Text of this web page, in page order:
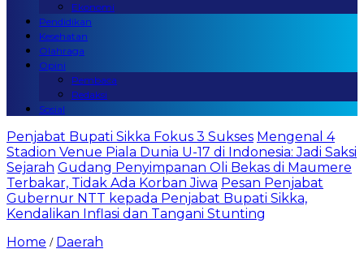
Ekonomi
Pendidikan
Kesehatan
Olahraga
Opini
Pembaca
Redaksi
Sosial
Penjabat Bupati Sikka Fokus 3 Sukses Mengenal 4
Stadion Venue Piala Dunia U-17 di Indonesia: Jadi Saksi
Sejarah Gudang Penyimpanan Oli Bekas di Maumere
Terbakar, Tidak Ada Korban Jiwa Pesan Penjabat
Gubernur NTT kepada Penjabat Bupati Sikka,
Kendalikan Inflasi dan Tangani Stunting
Home / Daerah